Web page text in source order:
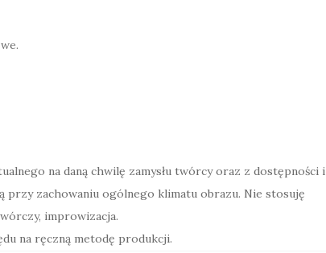
na daną chwilę zamysłu twórcy oraz z dostępności i
zachowaniu ogólnego klimatu obrazu. Nie stosuję
improwizacja.
na ręczną metodę produkcji.